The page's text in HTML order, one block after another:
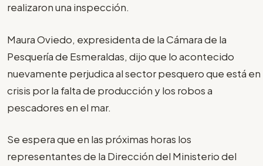
realizaron una inspección.
Maura Oviedo, expresidenta de la Cámara de la
Pesquería de Esmeraldas, dijo que lo acontecido
nuevamente perjudica al sector pesquero que está en
crisis por la falta de producción y los robos a
pescadores en el mar.
Se espera que en las próximas horas los
representantes de la Dirección del Ministerio del